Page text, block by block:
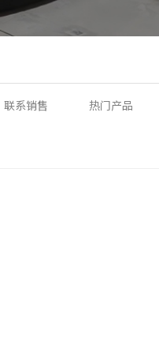
联系销售 热门产品